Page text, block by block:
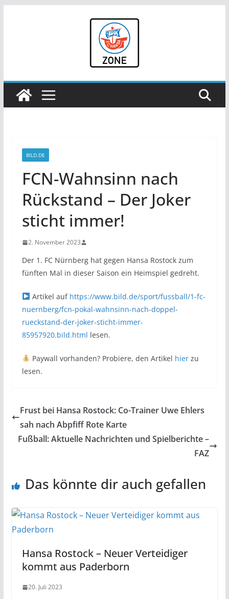
BILD.DE
FCN-Wahnsinn nach
Rückstand – Der Joker
sticht immer!
2. November 2023
Der 1. FC Nürnberg hat gegen Hansa Rostock zum
fünften Mal in dieser Saison ein Heimspiel gedreht.
Artikel auf https://www.bild.de/sport/fussball/1-fc-
nuernberg/fcn-pokal-wahnsinn-nach-doppel-
rueckstand-der-joker-sticht-immer-
85957920.bild.html lesen.
Paywall vorhanden? Probiere, den Artikel hierzu
lesen.
Frust bei Hansa Rostock: Co-Trainer Uwe Ehlers
sah nach Abpfiff Rote Karte
Fußball: Aktuelle Nachrichten und Spielberichte –
FAZ
Das könnte dir auch gefallen
Hansa Rostock – Neuer Verteidiger
kommt aus Paderborn
20. Juli 2023